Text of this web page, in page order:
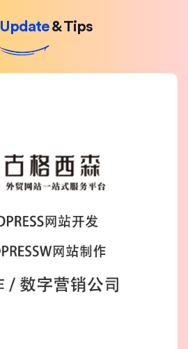
Update& Tips